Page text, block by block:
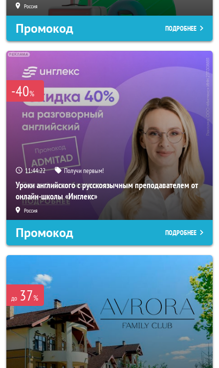
Россия
Промокод ПОДРОБНЕЕ
-40%
11:44:20 Получи первым!
Уроки английского с русскоязычным преподавателем от
онлайн-школы «Инглекс»
Россия
Промокод ПОДРОБНЕЕ
до 37%